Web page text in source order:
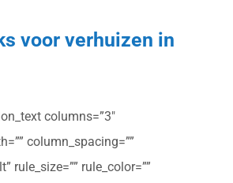
voor verhuizen in
columns=”3″
column_spacing=””
rule_size=”” rule_color=””